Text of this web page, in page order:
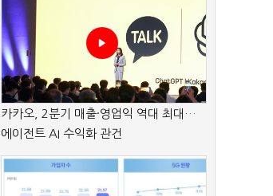
카카오, 2분기 매출·영업익 역대 최대…
에이전트 AI 수익화 관건